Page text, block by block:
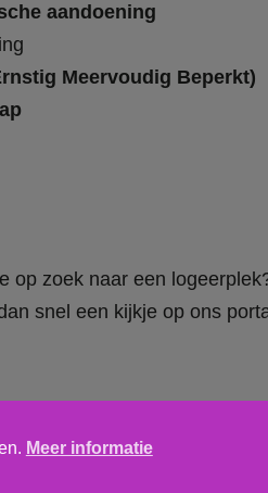
aandoening
Meervoudig Beperkt)
op zoek naar een
snel een kijkje op ons
Meer informatie